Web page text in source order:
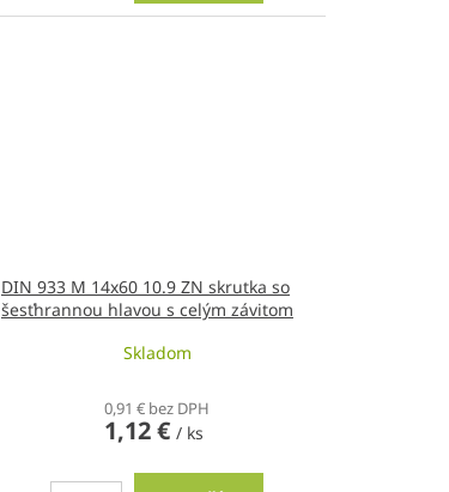
DIN 933 M 14x60 10.9 ZN skrutka so
šesťhrannou hlavou s celým závitom
Skladom
0,91 € bez DPH
1,12 €/ ks